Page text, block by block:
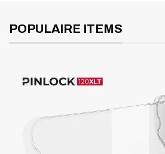
POPULAIRE ITEMS